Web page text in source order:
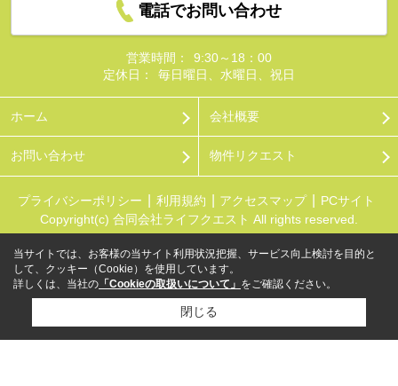
電話でお問い合わせ
営業時間：
9:30～18：00
定休日：
毎日曜日、水曜日、祝日
ホーム 会社概要
お問い合わせ 物件リクエスト
プライバシーポリシー 利用規約 アクセスマップ
PCサイト
Copyright(c) 合同会社ライフクエスト All rights reserved.
当サイトでは、お客様の当サイト利用状況把握、サービス向上検討を目的と
して、クッキー（Cookie）を使用しています。
詳しくは、当社の 「Cookieの取扱いについて」 をご確認ください。
閉じる